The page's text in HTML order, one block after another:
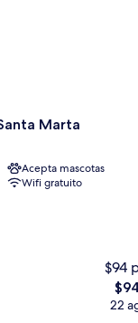
Marta
Acepta mascotas
Wifi gratuito
$94
El
22